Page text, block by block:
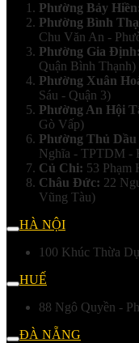
Phường Bảy
Phường Bình
Chu Văn An -
Phường Gia Định:
Quận Bình Thạnh)
Phường Xuân
Sáu - Quận 3)
Phường An Hội
Gò Vấp)
Phường Thủ
Nghĩa - TPTDM -
Củ Chi: 53 Phạm
Châu Đức: 22
Vũng Tàu)
HÀ NỘI
100 Khúc Thừa
HUẾ
88 Ngô Quyền -
ĐÀ NẴNG